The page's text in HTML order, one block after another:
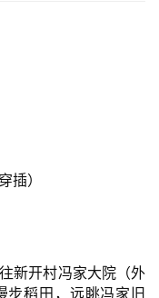
插）
新开村冯家大院（外
步稻田，远眺冯家旧